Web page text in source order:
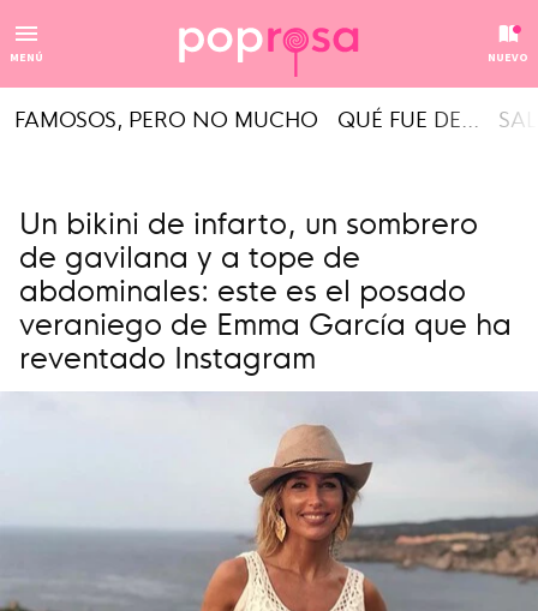
MENÚ NUEVO
FAMOSOS, PERO NO MUCHO QUÉ FUE DE...
Un bikini de infarto, un sombrero
de gavilana y a tope de
abdominales: este es el posado
veraniego de Emma García que ha
reventado Instagram